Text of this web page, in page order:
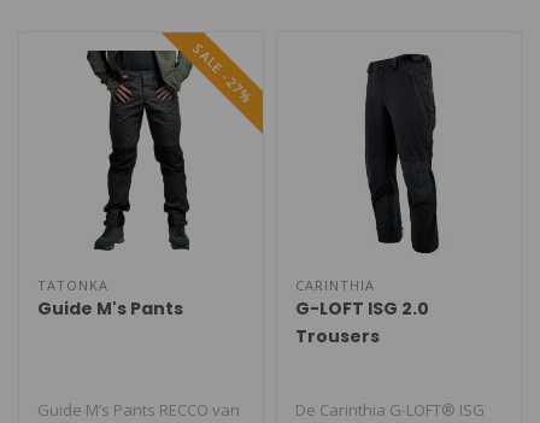
SALE -27%
TATONKA
Guide M's Pants
Guide M’s Pants RECCO van
CARINTHIA
G-LOFT ISG 2.0
Trousers
De Carinthia G-LOFT® ISG